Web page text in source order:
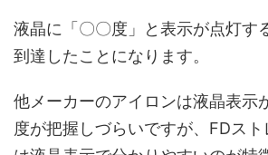
液晶に「〇〇度」と表示が点灯す
到達したことになります。
他メーカーのアイロンは液晶表示
度が把握しづらいですが、FDス